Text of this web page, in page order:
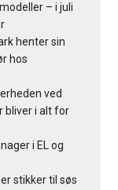
– i juli
henter sin
hos
ved
bliver i alt for
i EL og
stikker til søs